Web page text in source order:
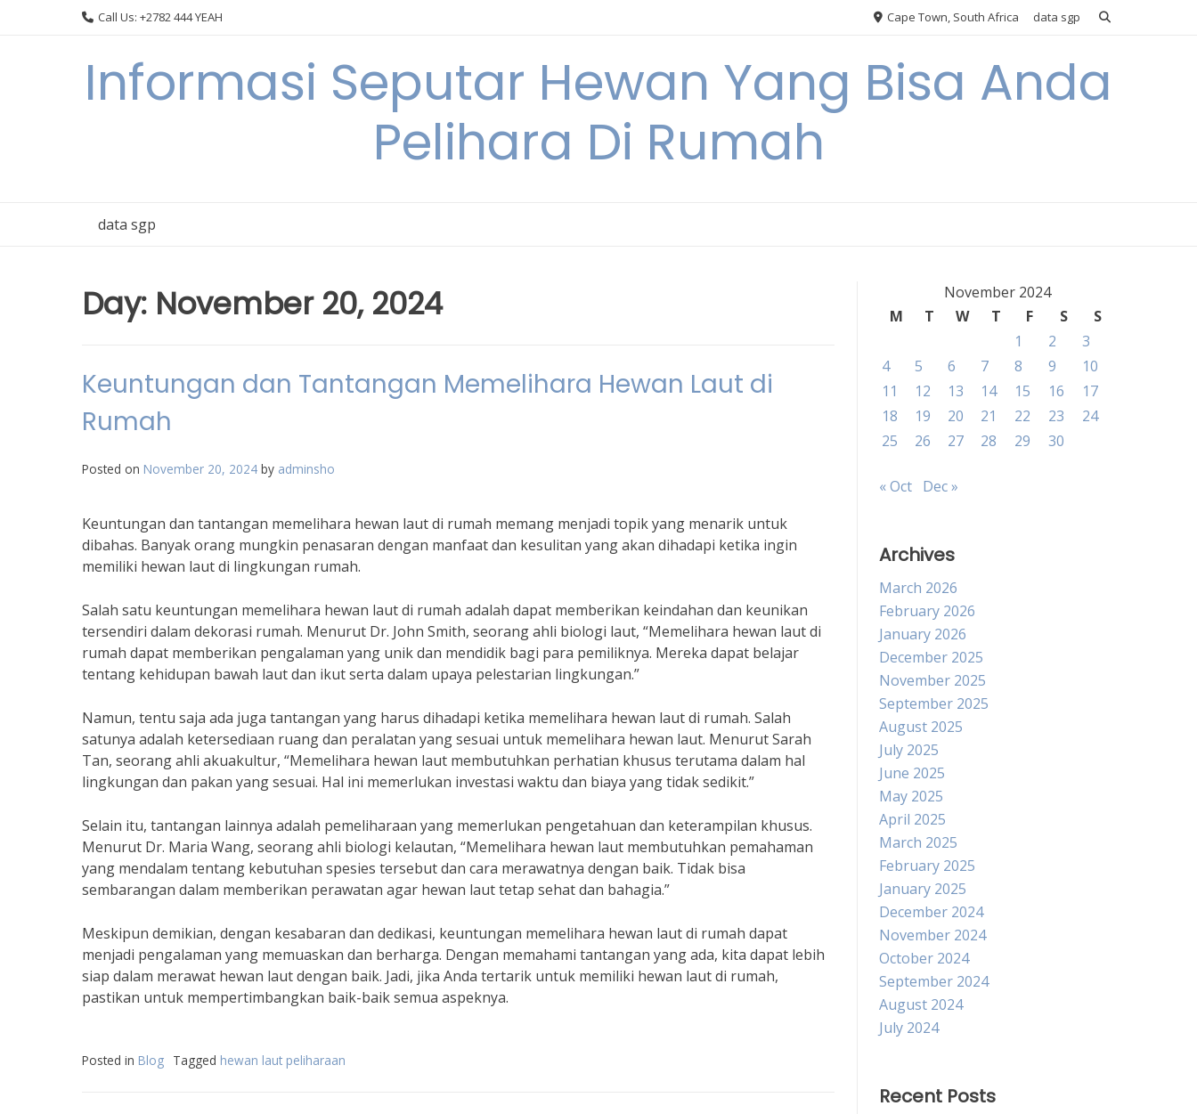
Call Us: +2782 444 YEAH Cape Town, South Africa data sgp
Informasi Seputar Hewan Yang Bisa Anda
Pelihara Di Rumah
data sgp
Day: November 20, 2024
Keuntungan dan Tantangan Memelihara Hewan Laut di
Rumah
Posted on November 20, 2024 by adminsho
Keuntungan dan tantangan memelihara hewan laut di rumah memang menjadi topik yang menarik untuk
dibahas. Banyak orang mungkin penasaran dengan manfaat dan kesulitan yang akan dihadapi ketika ingin
memiliki hewan laut di lingkungan rumah.
Salah satu keuntungan memelihara hewan laut di rumah adalah dapat memberikan keindahan dan keunikan
tersendiri dalam dekorasi rumah. Menurut Dr. John Smith, seorang ahli biologi laut, “Memelihara hewan laut di
rumah dapat memberikan pengalaman yang unik dan mendidik bagi para pemiliknya. Mereka dapat belajar
tentang kehidupan bawah laut dan ikut serta dalam upaya pelestarian lingkungan.”
Namun, tentu saja ada juga tantangan yang harus dihadapi ketika memelihara hewan laut di rumah. Salah
satunya adalah ketersediaan ruang dan peralatan yang sesuai untuk memelihara hewan laut. Menurut Sarah
Tan, seorang ahli akuakultur, “Memelihara hewan laut membutuhkan perhatian khusus terutama dalam hal
lingkungan dan pakan yang sesuai. Hal ini memerlukan investasi waktu dan biaya yang tidak sedikit.”
Selain itu, tantangan lainnya adalah pemeliharaan yang memerlukan pengetahuan dan keterampilan khusus.
Menurut Dr. Maria Wang, seorang ahli biologi kelautan, “Memelihara hewan laut membutuhkan pemahaman
yang mendalam tentang kebutuhan spesies tersebut dan cara merawatnya dengan baik. Tidak bisa
sembarangan dalam memberikan perawatan agar hewan laut tetap sehat dan bahagia.”
Meskipun demikian, dengan kesabaran dan dedikasi, keuntungan memelihara hewan laut di rumah dapat
menjadi pengalaman yang memuaskan dan berharga. Dengan memahami tantangan yang ada, kita dapat lebih
siap dalam merawat hewan laut dengan baik. Jadi, jika Anda tertarik untuk memiliki hewan laut di rumah,
pastikan untuk mempertimbangkan baik-baik semua aspeknya.
Posted in Blog Tagged hewan laut peliharaan
November 2024
M
T W T F S
S
1
2
3
4
5 6 7 8 9
10
11
12 13 14 15 16
17
18
19 20 21 22 23
24
25
26 27 28 29 30
« Oct Dec »
Archives
March 2026
February 2026
January 2026
December 2025
November 2025
September 2025
August 2025
July 2025
June 2025
May 2025
April 2025
March 2025
February 2025
January 2025
December 2024
November 2024
October 2024
September 2024
August 2024
July 2024
Recent Posts